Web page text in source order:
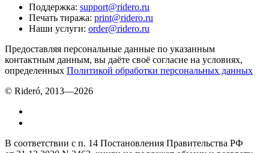
Поддержка: support@ridero.ru
Печать тиража: print@ridero.ru
Наши услуги: order@ridero.ru
Предоставляя персональные данные по указанным
контактным данным, вы даёте своё согласие на условиях,
определенных Политикой обработки персональных данных
© Rideró, 2013—2026
В соответствии с п. 14 Постановления Правительства РФ